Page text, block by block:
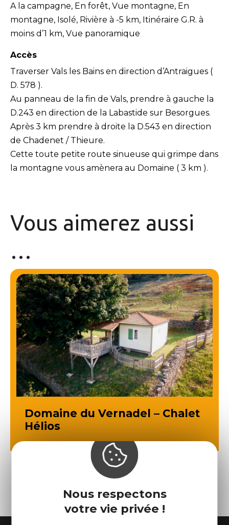
Nous respectons
votre vie privée !
A la campagne, En forêt, Vue montagne, En
montagne, Isolé, Rivière à -5 km, Itinéraire G.R. à
moins d’1 km, Vue panoramique
Accès
Traverser Vals les Bains en direction d’Antraigues (
D. 578 ).
Au panneau de la fin de Vals, prendre à gauche la
D.243 en direction de la Labastide sur Besorgues.
Après 3 km prendre à droite la D.543 en direction
de Chadenet / Thieure.
Cette toute petite route sinueuse qui grimpe dans
la montagne vous amènera au Domaine ( 3 km ).
Vous aimerez aussi
…
Domaine du Vernadel – Chalet
Hélios